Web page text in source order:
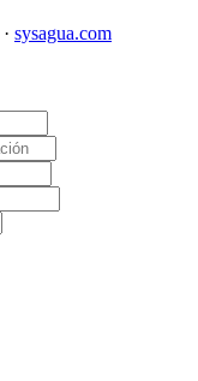
· sysagua.com